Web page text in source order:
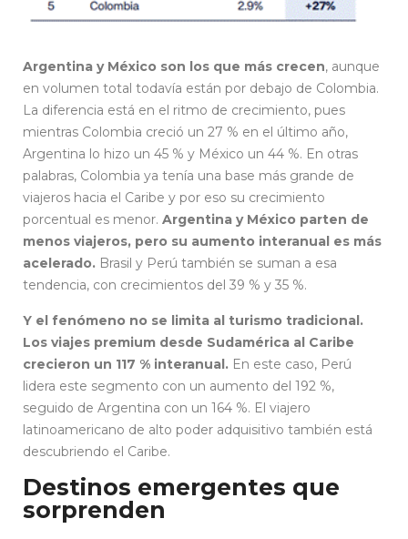
Argentina y México son los que más crecen, aunque
en volumen total todavía están por debajo de Colombia.
La diferencia está en el ritmo de crecimiento, pues
mientras Colombia creció un 27 % en el último año,
Argentina lo hizo un 45 % y México un 44 %. En otras
palabras, Colombia ya tenía una base más grande de
viajeros hacia el Caribe y por eso su crecimiento
porcentual es menor. Argentina y México parten de
menos viajeros, pero su aumento interanual es más
acelerado. Brasil y Perú también se suman a esa
tendencia, con crecimientos del 39 % y 35 %.
Y el fenómeno no se limita al turismo tradicional.
Los viajes premium desde Sudamérica al Caribe
crecieron un 117 % interanual. En este caso, Perú
lidera este segmento con un aumento del 192 %,
seguido de Argentina con un 164 %. El viajero
latinoamericano de alto poder adquisitivo también está
descubriendo el Caribe.
Destinos emergentes que
sorprenden